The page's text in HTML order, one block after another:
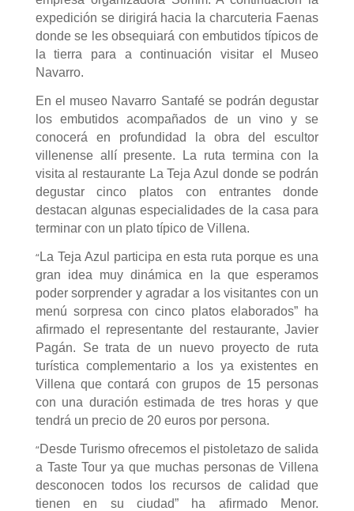
expedición se dirigirá hacia la charcuteria Faenas
donde se les obsequiará con embutidos típicos de
la tierra para a continuación visitar el Museo
Navarro.
En el museo Navarro Santafé se podrán degustar
los embutidos acompañados de un vino y se
conocerá en profundidad la obra del escultor
villenense allí presente. La ruta termina con la
visita al restaurante La Teja Azul donde se podrán
degustar cinco platos con entrantes donde
destacan algunas especialidades de la casa para
terminar con un plato típico de Villena.
“La Teja Azul participa en esta ruta porque es una
gran idea muy dinámica en la que esperamos
poder sorprender y agradar a los visitantes con un
menú sorpresa con cinco platos elaborados” ha
afirmado el representante del restaurante, Javier
Pagán. Se trata de un nuevo proyecto de ruta
turística complementario a los ya existentes en
Villena que contará con grupos de 15 personas
con una duración estimada de tres horas y que
tendrá un precio de 20 euros por persona.
“Desde Turismo ofrecemos el pistoletazo de salida
a Taste Tour ya que muchas personas de Villena
desconocen todos los recursos de calidad que
tienen en su ciudad” ha afirmado Menor.